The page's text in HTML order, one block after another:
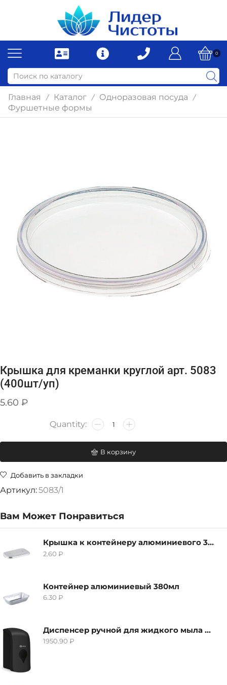
0
Главная / Каталог / Одноразовая посуда /
Фуршетные формы
Крышка для креманки круглой арт. 5083
(400шт/уп)
5.60 ₽
В корзину
Добавить в закладки
Артикул:5083/1
Вам Может Понравиться
Крышка к контейнеру алюминиевого 380мл
2.60 ₽
Контейнер алюминиевый 380мл
6.30 ₽
Диспенсер ручной для жидкого мыла Grass IT-0638, черный
1950.90 ₽